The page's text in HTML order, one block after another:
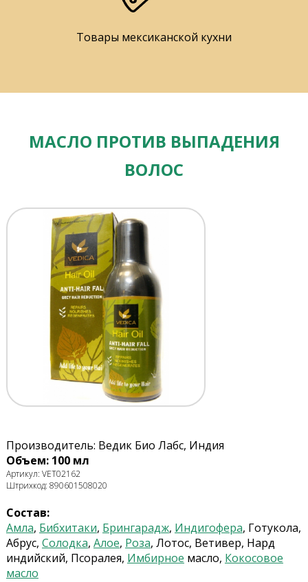
Товары мексиканской кухни
МАСЛО ПРОТИВ ВЫПАДЕНИЯ
ВОЛОС
Производитель: Ведик Био Лабс, Индия
Объем: 100 мл
Артикул: VET02162
Штрихкод: 890601508020
Состав:
Амла, Бибхитаки, Брингарадж, Индигофера, Готукола,
Абрус, Солодка, Алое, Роза, Лотос, Ветивер, Нард
индийский, Псоралея, Имбирное масло, Кокосовое
масло